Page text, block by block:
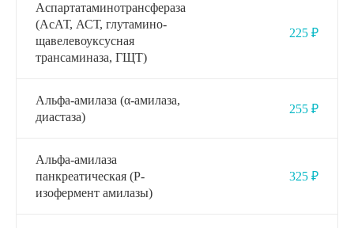
Аспартатаминотрансфераза
(АсАТ, АСТ, глутамино-
щавелевоуксусная
трансаминаза, ГЩТ)
225 ₽
Альфа-амилаза (α-амилаза,
диастаза)
255 ₽
Альфа-амилаза
панкреатическая (P-
изофермент амилазы)
325 ₽